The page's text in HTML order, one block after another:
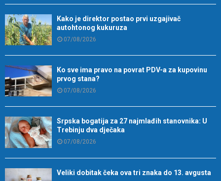
Kako je direktor postao prvi uzgajivač
autohtonog kukuruza
07/08/2026
Ko sve ima pravo na povrat PDV-a za kupovinu
prvog stana?
07/08/2026
Srpska bogatija za 27 najmlađih stanovnika: U
Trebinju dva dječaka
07/08/2026
Veliki dobitak čeka ova tri znaka do 13. avgusta